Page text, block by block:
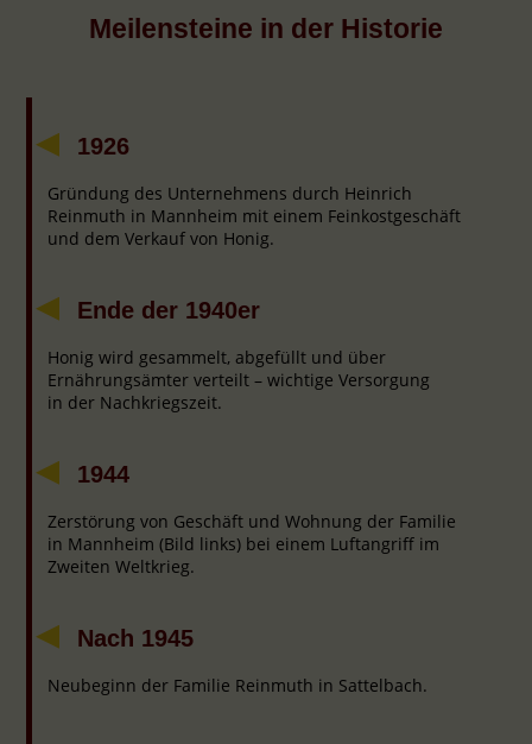
Meilensteine in der Historie
1926
Gründung des Unternehmens durch Heinrich
Reinmuth in Mannheim mit einem Feinkostgeschäft
und dem Verkauf von Honig.
Ende der 1940er
Honig wird gesammelt, abgefüllt und über
Ernährungsämter verteilt – wichtige Versorgung
in der Nachkriegszeit.
1944
Zerstörung von Geschäft und Wohnung der Familie
in Mannheim (Bild links) bei einem Luftangriff im
Zweiten Weltkrieg.
Nach 1945
Neubeginn der Familie Reinmuth in Sattelbach.